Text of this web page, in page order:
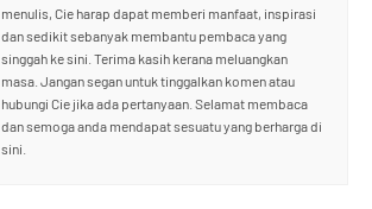
menulis, Cie harap dapat memberi manfaat, inspirasi
dan sedikit sebanyak membantu pembaca yang
singgah ke sini. Terima kasih kerana meluangkan
masa. Jangan segan untuk tinggalkan komen atau
hubungi Cie jika ada pertanyaan. Selamat membaca
dan semoga anda mendapat sesuatu yang berharga di
sini.